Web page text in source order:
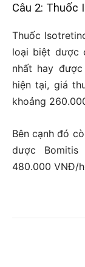
Câu 2: Thuốc
Thuốc
loại biệt dược
nhất hay
hiện tại, giá
khoảng
Bên cạnh đó
dược
480.000 VNĐ/